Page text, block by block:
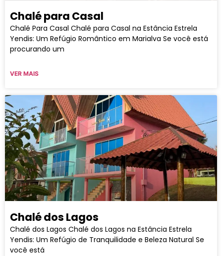
Chalé para Casal
Chalé Para Casal Chalé para Casal na Estância Estrela
Yendis: Um Refúgio Romântico em Marialva Se você está
procurando um
VER MAIS
Chalé dos Lagos
Chalé dos Lagos Chalé dos Lagos na Estância Estrela
Yendis: Um Refúgio de Tranquilidade e Beleza Natural Se
você está